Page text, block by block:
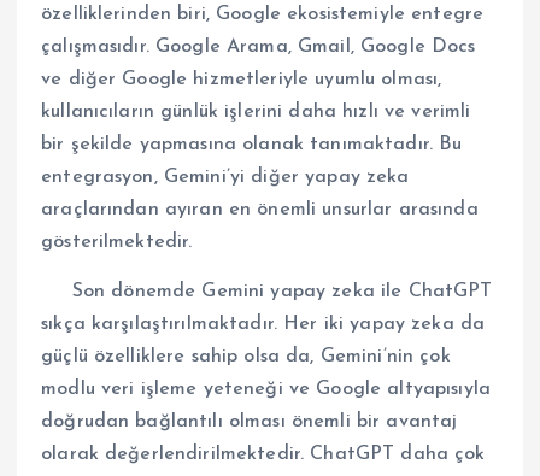
özelliklerinden biri, Google ekosistemiyle entegre
çalışmasıdır. Google Arama, Gmail, Google Docs
ve diğer Google hizmetleriyle uyumlu olması,
kullanıcıların günlük işlerini daha hızlı ve verimli
bir şekilde yapmasına olanak tanımaktadır. Bu
entegrasyon, Gemini’yi diğer yapay zeka
araçlarından ayıran en önemli unsurlar arasında
gösterilmektedir.
Son dönemde Gemini yapay zeka ile ChatGPT
sıkça karşılaştırılmaktadır. Her iki yapay zeka da
güçlü özelliklere sahip olsa da, Gemini’nin çok
modlu veri işleme yeteneği ve Google altyapısıyla
doğrudan bağlantılı olması önemli bir avantaj
olarak değerlendirilmektedir. ChatGPT daha çok